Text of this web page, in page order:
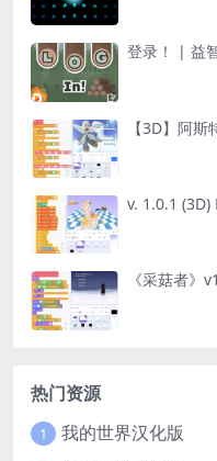
登录！ | 益
【3D】阿斯
v. 1.0.1 (3D)
《采菇者》
热门资源
1 我的世界汉化版